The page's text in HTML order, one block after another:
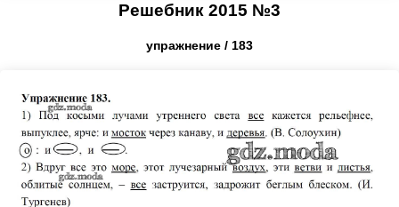
Решебник 2015 №3
упражнение / 183